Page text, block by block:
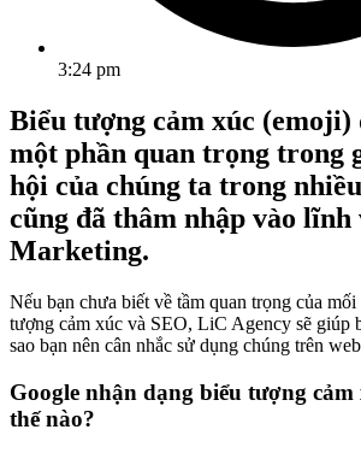
3:24 pm
Biểu tượng cảm xúc
một phần quan trọng trong
hội của chúng ta trong
cũng đã thâm nhập vào lĩnh
Marketing.
Nếu bạn chưa biết về tầm quan trọng của
tượng cảm xúc và SEO, LiC Agency sẽ giúp
sao bạn nên cân nhắc sử dụng chúng trên
Google nhận dạng biểu tượng
thế nào?